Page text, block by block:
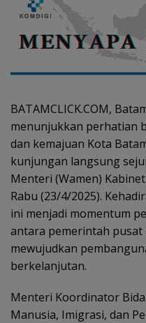
BATAMCLICK.COM,
menunjukkan perhatian
dan kemajuan Kota
kunjungan langsung
Menteri (Wamen)
Rabu (23/4/2025).
ini menjadi momentum
antara pemerintah pusat
mewujudkan
berkelanjutan.
Menteri Koordinator
Manusia, Imigrasi, dan